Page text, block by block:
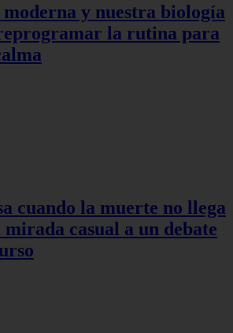
y nuestra biología
la rutina para
cuando la muerte no llega
mirada casual a un debate